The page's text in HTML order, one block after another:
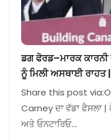
ਡਗ ਫੋਰਡ–ਮਾਰਕ ਕਾਰਨੀ
ਨੂੰ ਮਿਲੀ ਅਸਥਾਈ ਰਾਹਤ |
Share this post
Carney ਦਾ ਵੱਡਾ ਫੈਸਲਾ
ਅਤੇ ਓਨਟਾਰਿਓ…